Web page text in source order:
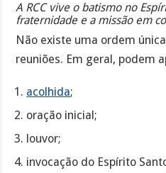
A RCC vive o batismo no
fraternidade e a missão em
Não existe uma ordem
reuniões. Em geral, podem
acolhida;
oração inicial;
louvor;
invocação do Espírito